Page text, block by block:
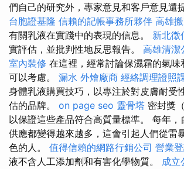
們自己的研究外，專家意見和客戶意見還
台胞證基隆 信賴的記帳事務所夥伴 高雄
有關乳液在實踐中的表現的信息。 新北徵
實評估，並批判性地反思報告。 高雄清潔
室內裝修 在這裡，經常討論保濕霜的氣味
可以考慮。 漏水 外燴廠商 經絡調理證照
身體乳液購買技巧，以專注於對皮膚耐受
估的品牌。 on page seo 靈骨塔 密封獎
以保證這些產品符合高質量標準。 每年
供應都變得越來越多，這會引起人們從雷
色的人。 值得信賴的網路行銷公司 營業
液不含人工添加劑和有害化學物質。 成立